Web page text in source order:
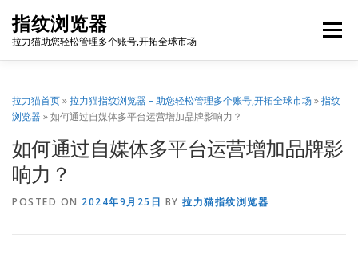
content
指纹浏览器
拉力猫助您轻松管理多个账号,开拓全球市场
Menu
联系我们 免费注册 账号登录 软件下载
拉力猫首页»拉力猫指纹浏览器 – 助您轻松管理多个账号,开拓全球市场»指纹
浏览器»如何通过自媒体多平台运营增加品牌影响力？
如何通过自媒体多平台运营增加品牌影
响力？
POSTED ON 2024年9月25日 BY 拉力猫指纹浏览器